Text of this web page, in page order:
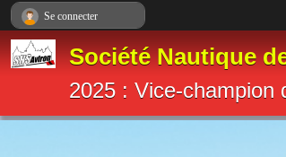
Société Nautique
2025 : Vice-champion
Se connecter
Panneau de gestion des cookies